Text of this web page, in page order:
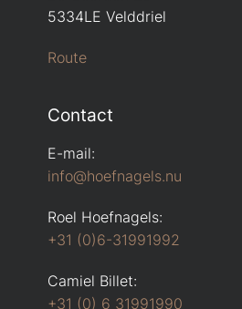
5334LE Velddriel
Route
Contact
E-mail:
info@hoefnagels.nu
Roel Hoefnagels:
+31 (0)6-31991992
Camiel Billet:
+31 (0) 6 31991990